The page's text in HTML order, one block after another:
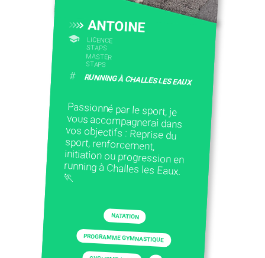
ANTOINE
LICENCE
STAPS
MASTER
STAPS
# RUNNING À CHALLES LES EAUX
Passionné par le sport, je
vous accompagnerai dans
vos objectifs : Reprise du
sport, renforcement,
initiation ou progression en
running à Challes les Eaux.
🏃
NATATION
PROGRAMME GYMNASTIQUE